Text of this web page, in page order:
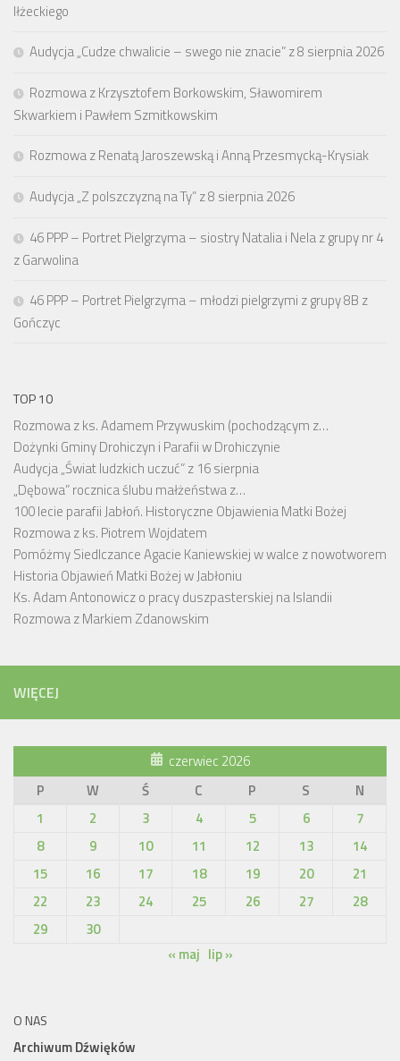
Iłżeckiego
Audycja „Cudze chwalicie – swego nie znacie” z 8 sierpnia 2026
Rozmowa z Krzysztofem Borkowskim, Sławomirem
Skwarkiem i Pawłem Szmitkowskim
Rozmowa z Renatą Jaroszewską i Anną Przesmycką-Krysiak
Audycja „Z polszczyzną na Ty” z 8 sierpnia 2026
46 PPP – Portret Pielgrzyma – siostry Natalia i Nela z grupy nr 4
z Garwolina
46 PPP – Portret Pielgrzyma – młodzi pielgrzymi z grupy 8B z
Gończyc
TOP 10
Rozmowa z ks. Adamem Przywuskim (pochodzącym z…
Dożynki Gminy Drohiczyn i Parafii w Drohiczynie
Audycja „Świat ludzkich uczuć” z 16 sierpnia
„Dębowa” rocznica ślubu małżeństwa z…
100 lecie parafii Jabłoń. Historyczne Objawienia Matki Bożej
Rozmowa z ks. Piotrem Wojdatem
Pomóżmy Siedlczance Agacie Kaniewskiej w walce z nowotworem
Historia Objawień Matki Bożej w Jabłoniu
Ks. Adam Antonowicz o pracy duszpasterskiej na Islandii
Rozmowa z Markiem Zdanowskim
WIĘCEJ
czerwiec 2026
P
W Ś C P S
N
1
2 3 4 5 6
7
8
9 10 11 12 13
14
15
16 17 18 19 20
21
22
23 24 25 26 27
28
29
30
« maj lip »
O NAS
Archiwum Dźwięków